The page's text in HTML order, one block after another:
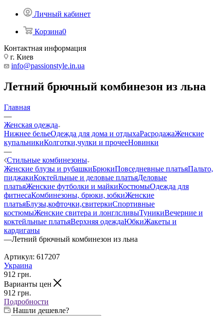
Личный кабинет
Корзина0
Контактная информация
г. Киев
info@passionstyle.in.ua
Летний брючный комбинезон из льна
Главная
—
Женская одежда
Нижнее бельеОдежда для дома и отдыхаРасродажаЖенские
купальникиКолготки,чулки и прочееНовинки
—
Стильные комбинезоны
Женские блузы и рубашкиБрюкиПовседневные платьяПальто,
пиджакиКоктейльные и деловые платьяДеловые
платьяЖенские футболки и майкиКостюмыОдежда для
фитнесаКомбинезоны, брюки, юбкиЖенские
платьяБлузы,кофточки,свитеркиСпортивные
костюмыЖенские свитера и лонглсливыТуникиВечерние и
коктейльные платьяВерхняя одеждаЮбкиЖакеты и
кардиганы
—Летний брючный комбинезон из льна
Артикул: 617207
Украина
912 грн.
Варианты цен
912 грн.
Подробности
Нашли дешевле?